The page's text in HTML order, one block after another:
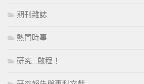
期刊雜誌
熱門時事
研究…啟程！